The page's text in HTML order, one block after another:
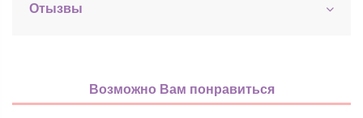
Отызвы
Возможно Вам понравиться